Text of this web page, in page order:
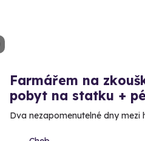
Farmářem na
pobyt na statku +
Dva nezapomenutelné dny